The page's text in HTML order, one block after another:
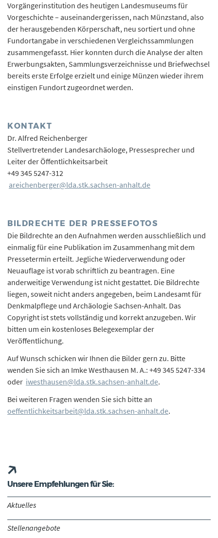
Vorgängerinstitution des heutigen Landesmuseums für
Vorgeschichte – auseinandergerissen, nach Münzstand, also
der herausgebenden Körperschaft, neu sortiert und ohne
Fundortangabe in verschiedenen Vergleichssammlungen
zusammengefasst. Hier konnten durch die Analyse der alten
Erwerbungsakten, Sammlungsverzeichnisse und Briefwechsel
bereits erste Erfolge erzielt und einige Münzen wieder ihrem
einstigen Fundort zugeordnet werden.
KONTAKT
Dr. Alfred Reichenberger
Stellvertretender Landesarchäologe, Pressesprecher und
Leiter der Öffentlichkeitsarbeit
+49 345 5247-312
areichenberger@lda.stk.sachsen-anhalt.de
BILDRECHTE DER PRESSEFOTOS
Die Bildrechte an den Aufnahmen werden ausschließlich und
einmalig für eine Publikation im Zusammenhang mit dem
Pressetermin erteilt. Jegliche Wiederverwendung oder
Neuauflage ist vorab schriftlich zu beantragen. Eine
anderweitige Verwendung ist nicht gestattet. Die Bildrechte
liegen, soweit nicht anders angegeben, beim Landesamt für
Denkmalpflege und Archäologie Sachsen-Anhalt. Das
Copyright ist stets vollständig und korrekt anzugeben. Wir
bitten um ein kostenloses Belegexemplar der
Veröffentlichung.
Auf Wunsch schicken wir Ihnen die Bilder gern zu. Bitte
wenden Sie sich an Imke Westhausen M. A.: +49 345 5247-334
oder iwesthausen@lda.stk.sachsen-anhalt.de.
Bei weiteren Fragen wenden Sie sich bitte an
oeffentlichkeitsarbeit@lda.stk.sachsen-anhalt.de.
Unsere Empfehlungen für Sie:
Aktuelles
Stellenangebote